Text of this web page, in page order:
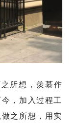
所想，羡慕作
，加入过程工
之所想，用实